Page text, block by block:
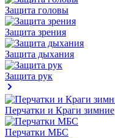
Защита головы
Защита зрения
Защита дыхания
Защита рук
Перчатки и Краги зимние
Перчатки МБС